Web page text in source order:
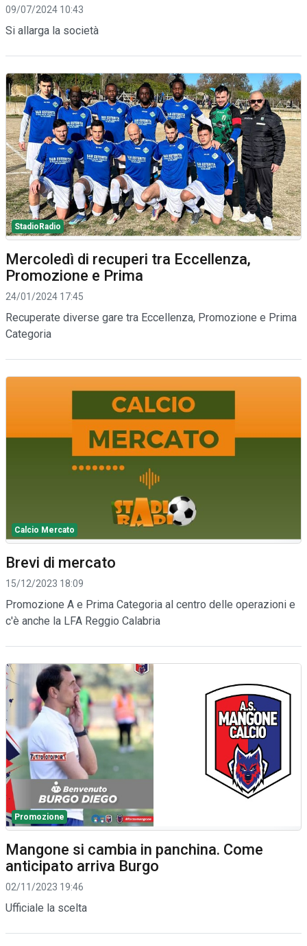
09/07/2024 10:43
Si allarga la società
StadioRadio
Mercoledì di recuperi tra Eccellenza,
Promozione e Prima
24/01/2024 17:45
Recuperate diverse gare tra Eccellenza, Promozione e Prima
Categoria
Calcio Mercato
Brevi di mercato
15/12/2023 18:09
Promozione A e Prima Categoria al centro delle operazioni e
c'è anche la LFA Reggio Calabria
Promozione
Mangone si cambia in panchina. Come
anticipato arriva Burgo
02/11/2023 19:46
Ufficiale la scelta